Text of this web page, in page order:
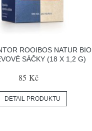
ROOIBOS NATUR BIO
SÁČKY (18 X 1,2 G)
85 Kč
DETAIL PRODUKTU